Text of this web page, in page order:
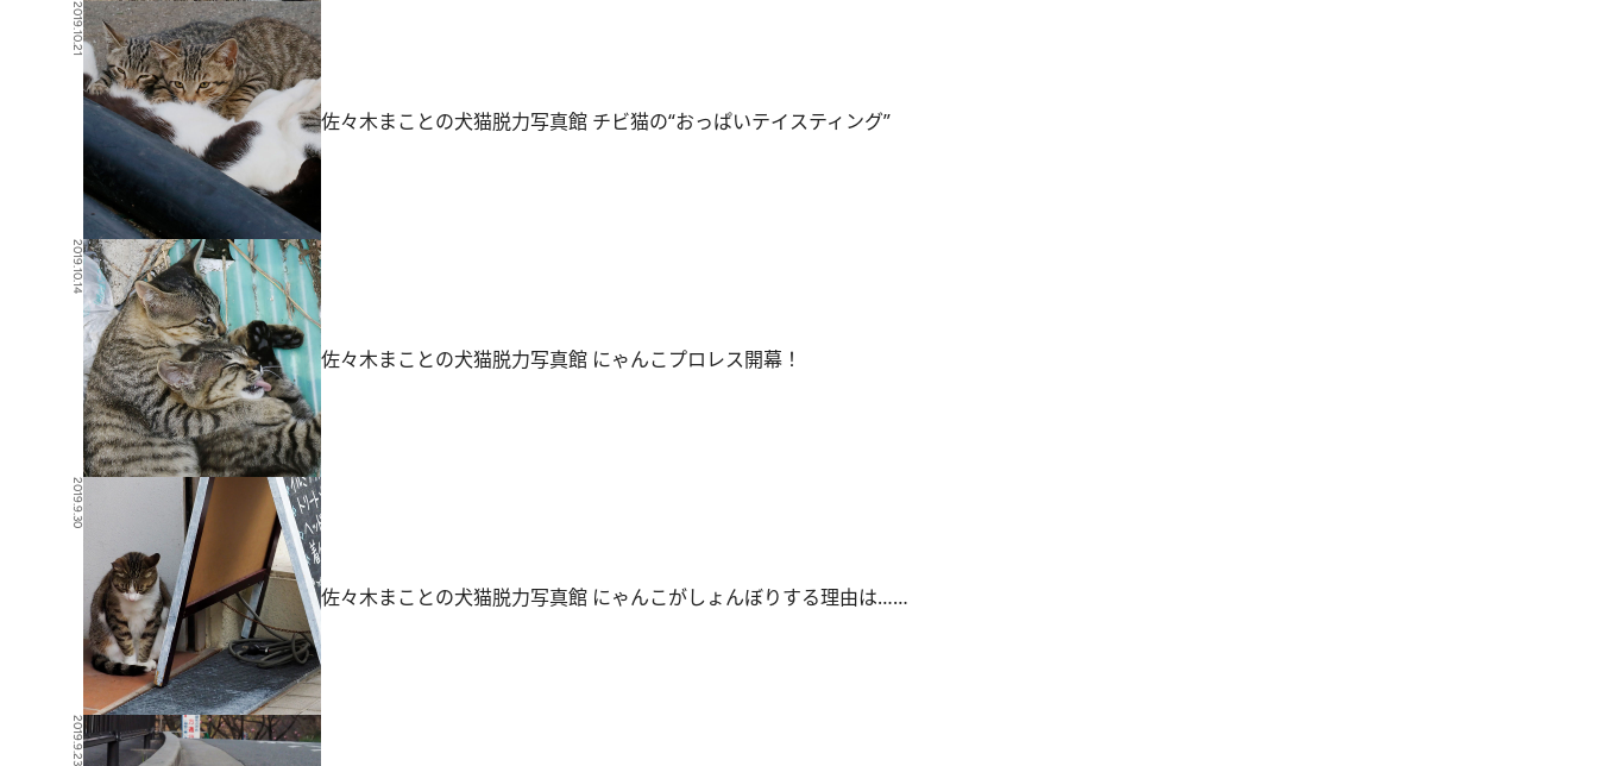
2019.10.21
佐々木まことの犬猫脱力写真館 チビ猫の“おっぱいテイスティング”
2019.10.14
佐々木まことの犬猫脱力写真館 にゃんこプロレス開幕！
2019.9.30
佐々木まことの犬猫脱力写真館 にゃんこがしょんぼりする理由は……
2019.9.23